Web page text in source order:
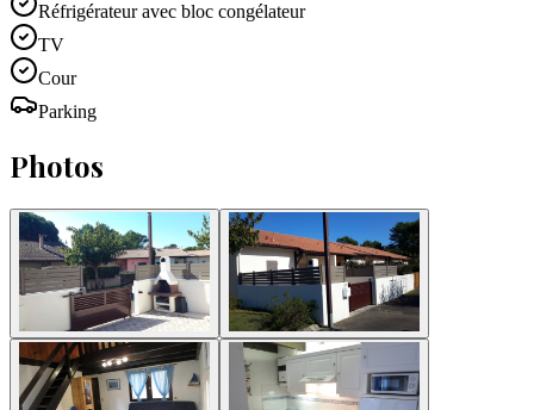
Réfrigérateur avec bloc congélateur
TV
Cour
Parking
Photos